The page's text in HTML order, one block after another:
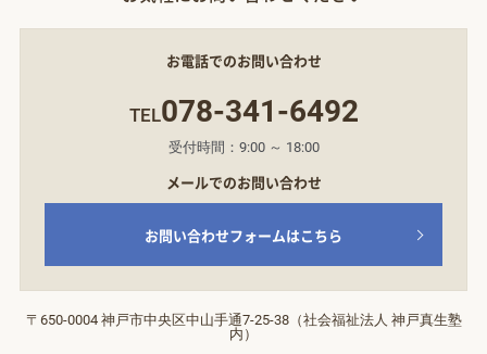
お電話でのお問い合わせ
TEL078-341-6492
受付時間：9:00 ～ 18:00
メールでのお問い合わせ
お問い合わせフォームはこちら
〒650-0004 神戸市中央区中山手通7‐25‐38（社会福祉法人 神戸真生塾
内）